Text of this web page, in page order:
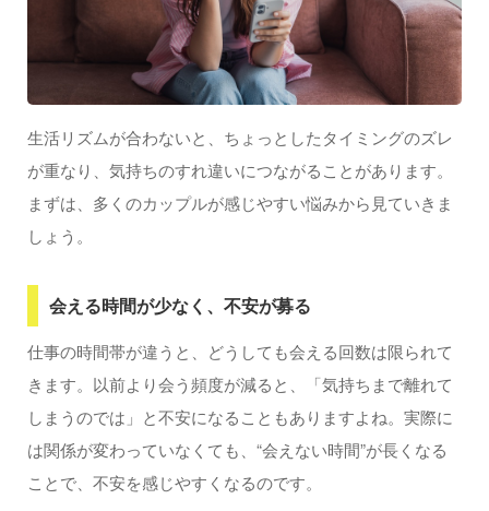
「会えない＝悪いこと」と決めつけない
相手の生活を変えようとしない
会えた時間の満足度を大切にしている
無理に時間を合わせなくても大丈夫
生活リズムが合わないと、ちょっとしたタイミングのズレ
が重なり、気持ちのすれ違いにつながることがあります。
まずは、多くのカップルが感じやすい悩みから見ていきま
しょう。
会える時間が少なく、不安が募る
仕事の時間帯が違うと、どうしても会える回数は限られて
きます。以前より会う頻度が減ると、「気持ちまで離れて
しまうのでは」と不安になることもありますよね。実際に
は関係が変わっていなくても、“会えない時間”が長くなる
ことで、不安を感じやすくなるのです。